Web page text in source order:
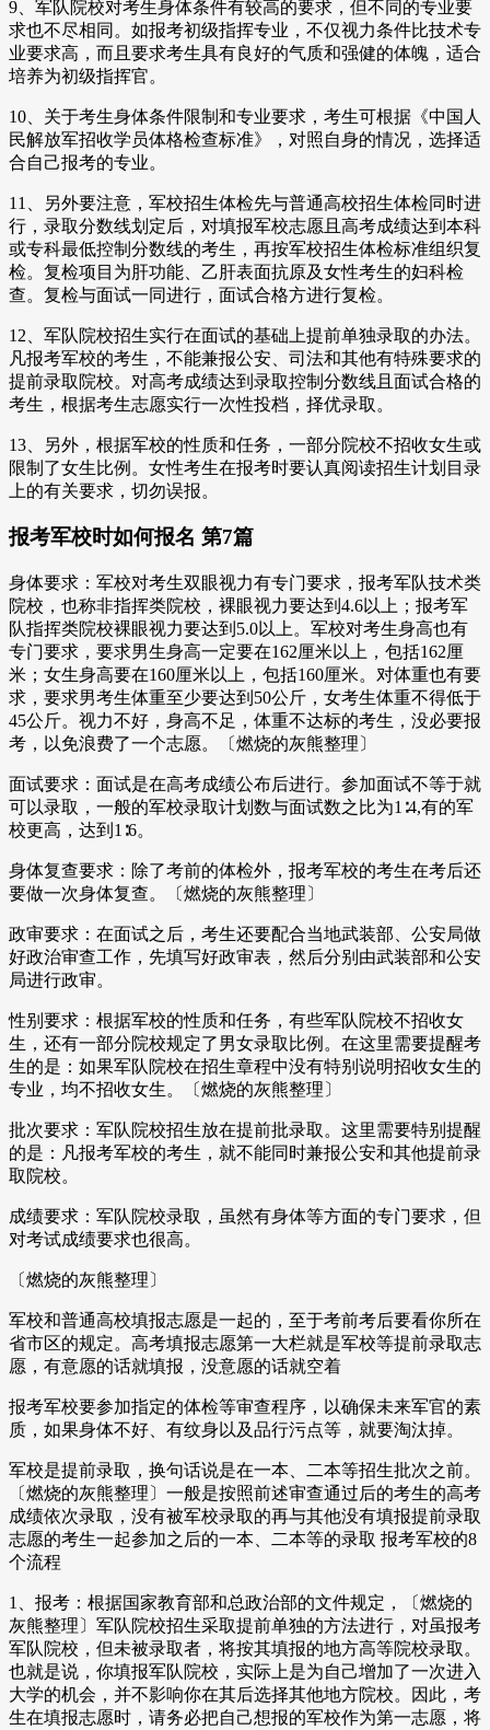
9、军队院校对考生身体条件有较高的要求，但不同的专业要
求也不尽相同。如报考初级指挥专业，不仅视力条件比技术专
业要求高，而且要求考生具有良好的气质和强健的体魄，适合
培养为初级指挥官。
10、关于考生身体条件限制和专业要求，考生可根据《中国人
民解放军招收学员体格检查标准》，对照自身的情况，选择适
合自己报考的专业。
11、另外要注意，军校招生体检先与普通高校招生体检同时进
行，录取分数线划定后，对填报军校志愿且高考成绩达到本科
或专科最低控制分数线的考生，再按军校招生体检标准组织复
检。复检项目为肝功能、乙肝表面抗原及女性考生的妇科检
查。复检与面试一同进行，面试合格方进行复检。
12、军队院校招生实行在面试的基础上提前单独录取的办法。
凡报考军校的考生，不能兼报公安、司法和其他有特殊要求的
提前录取院校。对高考成绩达到录取控制分数线且面试合格的
考生，根据考生志愿实行一次性投档，择优录取。
13、另外，根据军校的性质和任务，一部分院校不招收女生或
限制了女生比例。女性考生在报考时要认真阅读招生计划目录
上的有关要求，切勿误报。
报考军校时如何报名 第7篇
身体要求：军校对考生双眼视力有专门要求，报考军队技术类
院校，也称非指挥类院校，裸眼视力要达到4.6以上；报考军
队指挥类院校裸眼视力要达到5.0以上。军校对考生身高也有
专门要求，要求男生身高一定要在162厘米以上，包括162厘
米；女生身高要在160厘米以上，包括160厘米。对体重也有要
求，要求男考生体重至少要达到50公斤，女考生体重不得低于
45公斤。视力不好，身高不足，体重不达标的考生，没必要报
考，以免浪费了一个志愿。〔燃烧的灰熊整理〕
面试要求：面试是在高考成绩公布后进行。参加面试不等于就
可以录取，一般的军校录取计划数与面试数之比为1∶4,有的军
校更高，达到1∶6。
身体复查要求：除了考前的体检外，报考军校的考生在考后还
要做一次身体复查。〔燃烧的灰熊整理〕
政审要求：在面试之后，考生还要配合当地武装部、公安局做
好政治审查工作，先填写好政审表，然后分别由武装部和公安
局进行政审。
性别要求：根据军校的性质和任务，有些军队院校不招收女
生，还有一部分院校规定了男女录取比例。在这里需要提醒考
生的是：如果军队院校在招生章程中没有特别说明招收女生的
专业，均不招收女生。〔燃烧的灰熊整理〕
批次要求：军队院校招生放在提前批录取。这里需要特别提醒
的是：凡报考军校的考生，就不能同时兼报公安和其他提前录
取院校。
成绩要求：军队院校录取，虽然有身体等方面的专门要求，但
对考试成绩要求也很高。
〔燃烧的灰熊整理〕
军校和普通高校填报志愿是一起的，至于考前考后要看你所在
省市区的规定。高考填报志愿第一大栏就是军校等提前录取志
愿，有意愿的话就填报，没意愿的话就空着
报考军校要参加指定的体检等审查程序，以确保未来军官的素
质，如果身体不好、有纹身以及品行污点等，就要淘汰掉。
军校是提前录取，换句话说是在一本、二本等招生批次之前。
〔燃烧的灰熊整理〕一般是按照前述审查通过后的考生的高考
成绩依次录取，没有被军校录取的再与其他没有填报提前录取
志愿的考生一起参加之后的一本、二本等的录取 报考军校的8
个流程
1、报考：根据国家教育部和总政治部的文件规定，〔燃烧的
灰熊整理〕军队院校招生采取提前单独的方法进行，对虽报考
军队院校，但未被录取者，将按其填报的地方高等院校录取。
也就是说，你填报军队院校，实际上是为自己增加了一次进入
大学的机会，并不影响你在其后选择其他地方院校。因此，考
生在填报志愿时，请务必把自己想报的军校作为第一志愿，将